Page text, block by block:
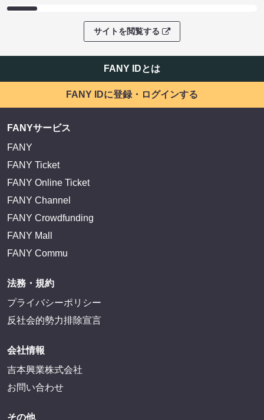
サイトを閲覧する
FANY IDとは
FANY IDに登録・ログインする
FANYサービス
FANY
FANY Ticket
FANY Online Ticket
FANY Channel
FANY Crowdfunding
FANY Mall
FANY Commu
法務・規約
プライバシーポリシー
反社会的勢力排除宣言
会社情報
吉本興業株式会社
お問い合わせ
その他